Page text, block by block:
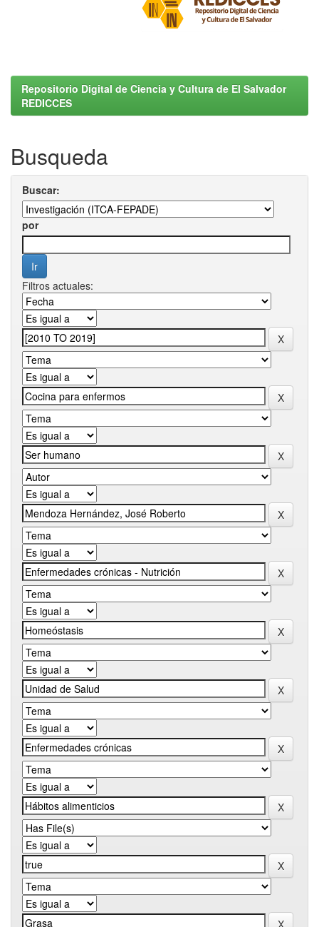
Repositorio Digital de Ciencia y Cultura de El Salvador
REDICCES
Busqueda
Buscar:
por
Filtros actuales: